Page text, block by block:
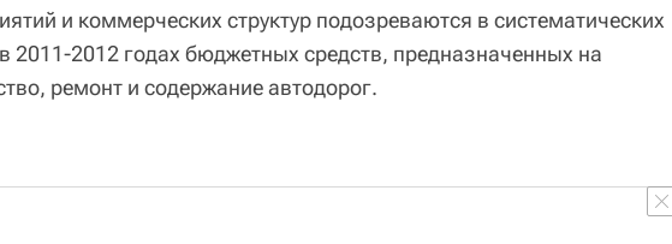
и коммерческих структур подозреваются в систематических
2011-2012 годах бюджетных средств, предназначенных на
ремонт и содержание автодорог.